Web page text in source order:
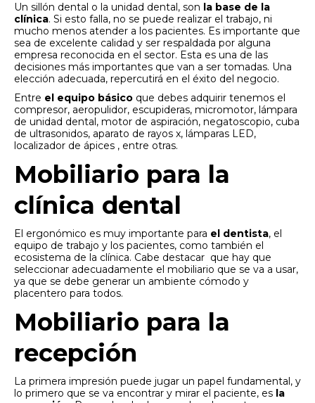
Un sillón dental o la unidad dental, son la base de la
clínica. Si esto falla, no se puede realizar el trabajo, ni
mucho menos atender a los pacientes. Es importante que
sea de excelente calidad y ser respaldada por alguna
empresa reconocida en el sector. Esta es una de las
decisiones más importantes que van a ser tomadas. Una
elección adecuada, repercutirá en el éxito del negocio.
Entre el equipo básico que debes adquirir tenemos el
compresor, aeropulidor, escupideras, micromotor, lámpara
de unidad dental, motor de aspiración, negatoscopio, cuba
de ultrasonidos, aparato de rayos x, lámparas LED,
localizador de ápices , entre otras.
Mobiliario para la
clínica dental
El ergonómico es muy importante para el dentista, el
equipo de trabajo y los pacientes, como también el
ecosistema de la clínica. Cabe destacar que hay que
seleccionar adecuadamente el mobiliario que se va a usar,
ya que se debe generar un ambiente cómodo y
placentero para todos.
Mobiliario para la
recepción
La primera impresión puede jugar un papel fundamental, y
lo primero que se va encontrar y mirar el paciente, es la